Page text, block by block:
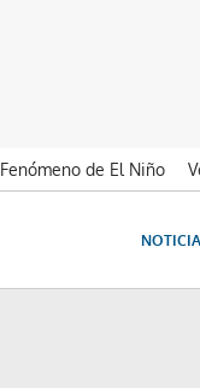
Fenómeno de El Niño